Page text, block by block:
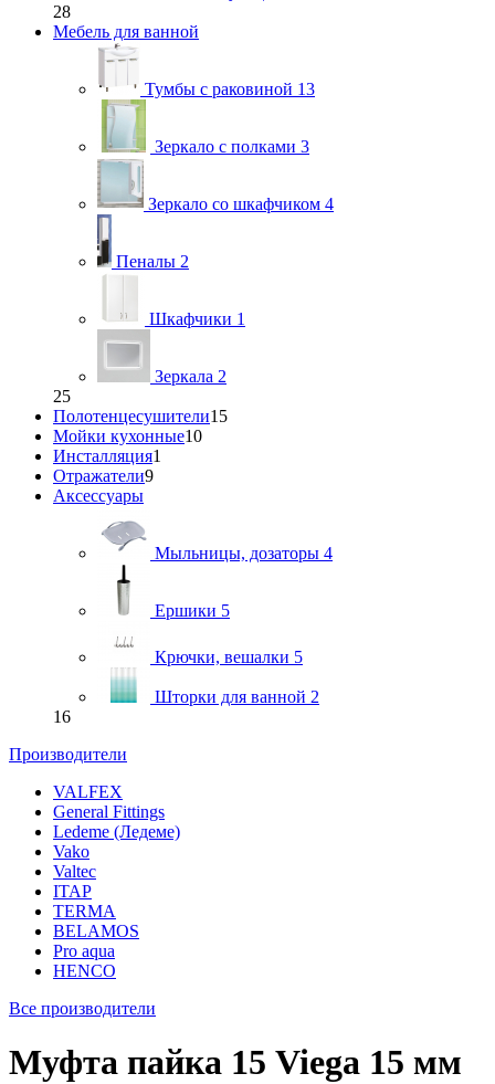
28
Мебель для ванной
Тумбы с раковиной 13
Зеркало с полками 3
Зеркало со шкафчиком 4
Пеналы 2
Шкафчики 1
Зеркала 2
25
Полотенцесушители15
Мойки кухонные10
Инсталляция1
Отражатели9
Аксессуары
Мыльницы, дозаторы 4
Ершики 5
Крючки, вешалки 5
Шторки для ванной 2
16
Производители
VALFEX
General Fittings
Ledeme (Ледеме)
Vako
Valtec
ITAP
TERMA
BELAMOS
Pro aqua
HENCO
Все производители
Муфта пайка 15 Viega 15 мм